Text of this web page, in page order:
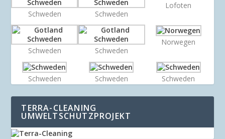
Schweden Schweden
Lofoten
Schweden Schweden
Norwegen
Schweden Schweden Schweden
TERRA-CLEANING
UMWELTSCHUTZPROJEKT